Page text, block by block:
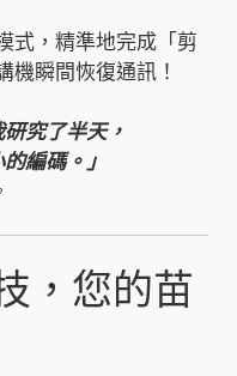
式，精準地完成「剪
機瞬間恢復通訊！
究了半天，
編碼。」
，您的苗